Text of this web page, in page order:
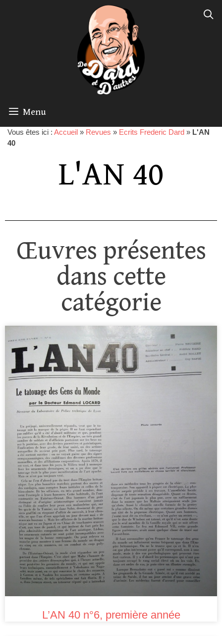
Menu
Vous êtes ici : Accueil » Revues » Ecrits Frederic Dard » L'AN
40
L'AN 40
Œuvres présentes
dans cette
catégorie
L’AN 40 n°6, première année